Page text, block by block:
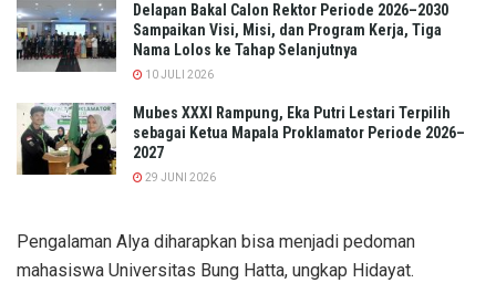
Delapan Bakal Calon Rektor Periode 2026–2030
Sampaikan Visi, Misi, dan Program Kerja, Tiga
Nama Lolos ke Tahap Selanjutnya
10 JULI 2026
Mubes XXXI Rampung, Eka Putri Lestari Terpilih
sebagai Ketua Mapala Proklamator Periode 2026–
2027
29 JUNI 2026
Pengalaman Alya diharapkan bisa menjadi pedoman
mahasiswa Universitas Bung Hatta, ungkap Hidayat.